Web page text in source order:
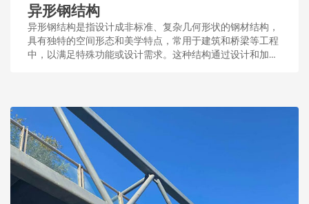
异形钢结构
异形钢结构是指设计成非标准、复杂几何形状的钢材结构，
具有独特的空间形态和美学特点，常用于建筑和桥梁等工程
中，以满足特殊功能或设计需求。这种结构通过设计和加